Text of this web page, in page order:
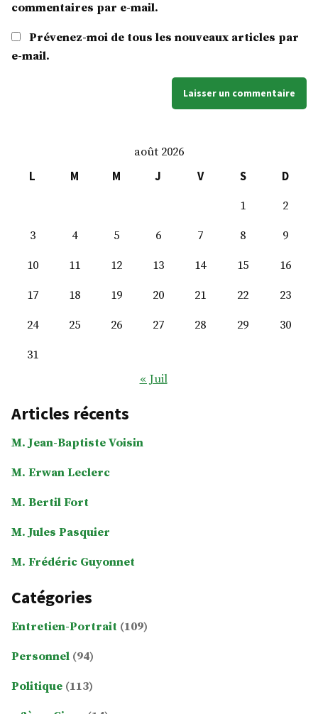
commentaires par e-mail.
Prévenez-moi de tous les nouveaux articles par
e-mail.
août 2026
L
M M J V S
D
1
2
3
4 5 6 7 8
9
10
11 12 13 14 15
16
17
18 19 20 21 22
23
24
25 26 27 28 29
30
31
« Juil
Articles récents
M. Jean-Baptiste Voisin
M. Erwan Leclerc
M. Bertil Fort
M. Jules Pasquier
M. Frédéric Guyonnet
Catégories
Entretien-Portrait (109)
Personnel (94)
Politique (113)